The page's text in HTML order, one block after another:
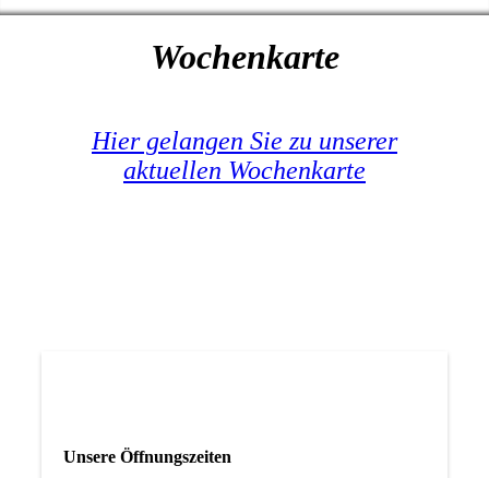
Wochenkarte
Hier gelangen Sie zu unserer
aktuellen Wochenkarte
Unsere Öffnungszeiten